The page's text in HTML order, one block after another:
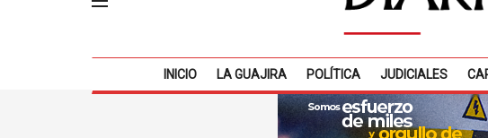
INICIO LA GUAJIRA POLÍTICA JUDICIALES